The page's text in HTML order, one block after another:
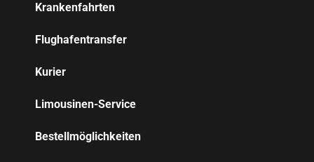
Krankenfahrten
Flughafentransfer
Kurier
Limousinen-Service
Bestellmöglichkeiten